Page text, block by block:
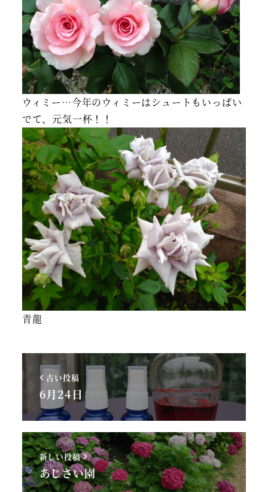
ウィミー…今年のウィミーはシュートもいっぱい
でて、元気一杯！！
青龍
古い投稿
6月24日
新しい投稿
あじさい園